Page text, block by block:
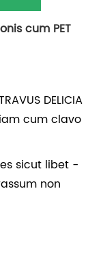
cum PET
DELICIA
cum clavo
sicut libet -
non